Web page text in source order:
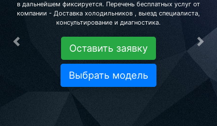
в дальнейшем фиксируется. Перечень бесплатных услуг от
компании - Доставка холодильников , выезд специалиста,
консультирование и диагностика.
Оставить заявку
Выбрать модель
Предыдущая